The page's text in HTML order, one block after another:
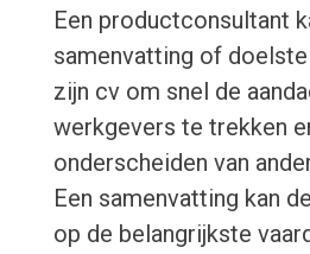
Een productconsultant
samenvatting of
zijn cv om snel de
werkgevers te trekken
onderscheiden van
Een samenvatting kan
op de belangrijkste